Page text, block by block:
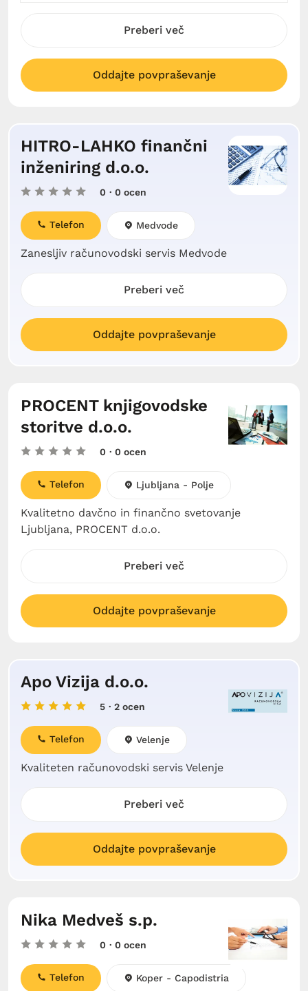
Preberi več
Oddajte povpraševanje
HITRO-LAHKO finančni
inženiring d.o.o.
0 · 0 ocen
Zanesljiv računovodski servis Medvode
Telefon Medvode
Preberi več
Oddajte povpraševanje
PROCENT knjigovodske
storitve d.o.o.
0 · 0 ocen
Kvalitetno davčno in finančno svetovanje
Ljubljana, PROCENT d.o.o.
Telefon Ljubljana - Polje
Preberi več
Oddajte povpraševanje
Apo Vizija d.o.o.
5 · 2 ocen
Kvaliteten računovodski servis Velenje
Telefon Velenje
Preberi več
Oddajte povpraševanje
Nika Medveš s.p.
0 · 0 ocen
Telefon Koper - Capodistria